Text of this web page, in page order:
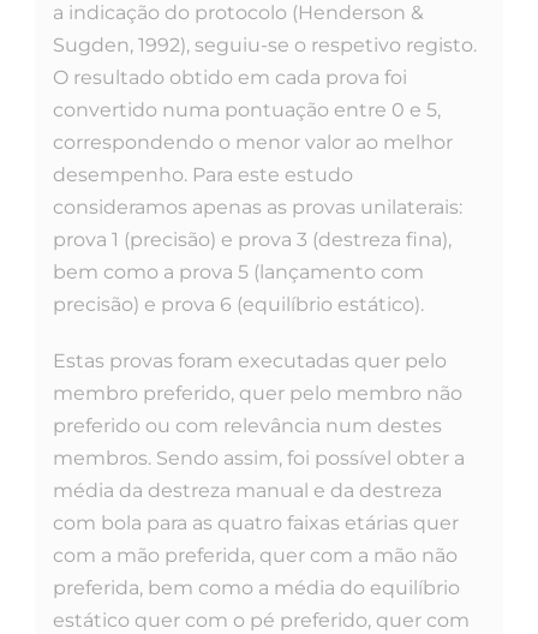
a indicação do protocolo (Henderson &
Sugden, 1992), seguiu-se o respetivo registo.
O resultado obtido em cada prova foi
convertido numa pontuação entre 0 e 5,
correspondendo o menor valor ao melhor
desempenho. Para este estudo
consideramos apenas as provas unilaterais:
prova 1 (precisão) e prova 3 (destreza fina),
bem como a prova 5 (lançamento com
precisão) e prova 6 (equilíbrio estático).
Estas provas foram executadas quer pelo
membro preferido, quer pelo membro não
preferido ou com relevância num destes
membros. Sendo assim, foi possível obter a
média da destreza manual e da destreza
com bola para as quatro faixas etárias quer
com a mão preferida, quer com a mão não
preferida, bem como a média do equilíbrio
estático quer com o pé preferido, quer com